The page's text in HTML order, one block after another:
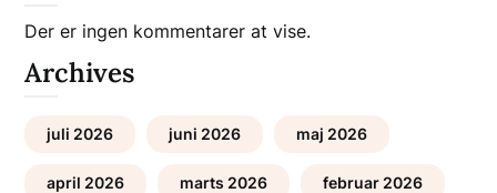
Der er ingen kommentarer at vise.
Archives
juli 2026 juni 2026 maj 2026
april 2026 marts 2026 februar 2026